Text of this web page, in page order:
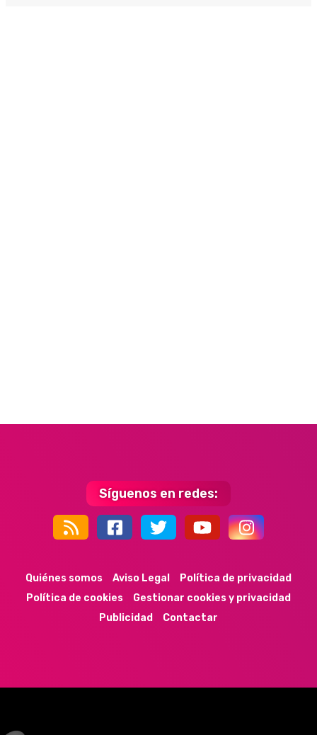
Síguenos en redes:
Quiénes somos Aviso Legal
Política de privacidad
Política de cookies
Gestionar cookies y privacidad
Publicidad
Contactar